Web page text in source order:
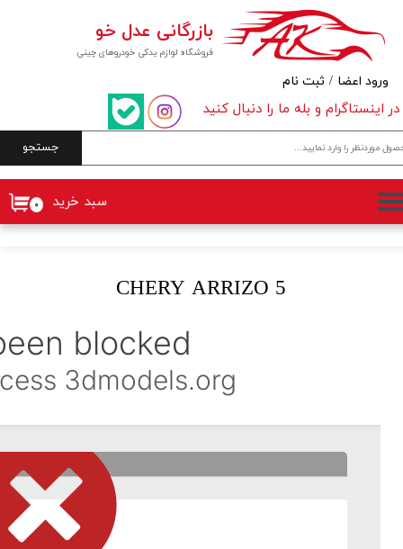
فروشگاه لوازم یدکی خودروهای چینی
بازرگانی عدل خو
جستجو
۰ سبد خرید
در اینستاگرام و بله ما را دنبال کنید
ورود اعضا / ثبت نام
حساب کاربری من
تغییر گذر واژه
سفارشات
خروج از حساب کاربری
CHERY ARRIZO 5